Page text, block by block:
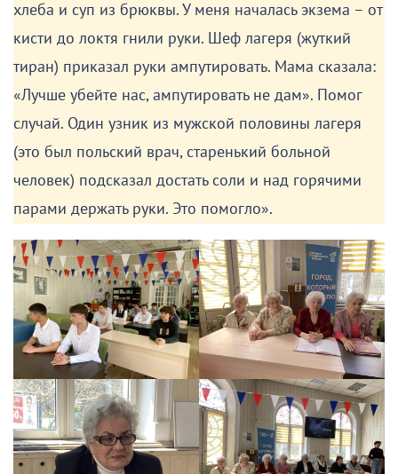
хлеба и суп из брюквы. У меня началась экзема – от
кисти до локтя гнили руки. Шеф лагеря (жуткий
тиран) приказал руки ампутировать. Мама сказала:
«Лучше убейте нас, ампутировать не дам». Помог
случай. Один узник из мужской половины лагеря
(это был польский врач, старенький больной
человек) подсказал достать соли и над горячими
парами держать руки. Это помогло».